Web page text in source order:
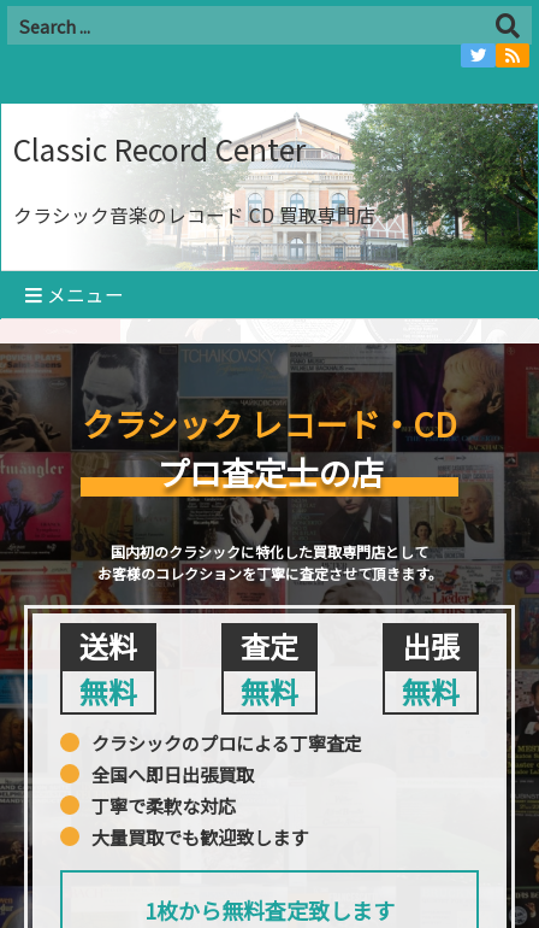
Classic Record Center
クラシック音楽のレコード CD 買取専門店
メニュー
クラシック レコード・CD
プロ査定士の店
国内初のクラシックに特化した買取専門店として
お客様のコレクションを丁寧に査定させて頂きます。
送料
無料
査定
無料
出張
無料
クラシックのプロによる丁寧査定
全国へ即日出張買取
丁寧で柔軟な対応
大量買取でも歓迎致します
1枚から無料査定致します